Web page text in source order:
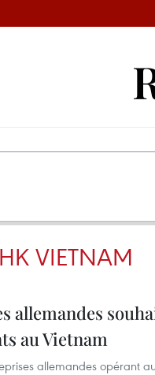
VIETNAM
allemandes
au Vietnam
allemandes opérant